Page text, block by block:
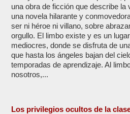
una obra de ficción que describe la
una novela hilarante y
ser ni héroe ni villano, sobre
orgullo. El limbo existe y es un
mediocres, donde se disfruta de
que hasta los ángeles bajan del
temporadas de aprendizaje. Al
nosotros,...
Los privilegios ocultos de la